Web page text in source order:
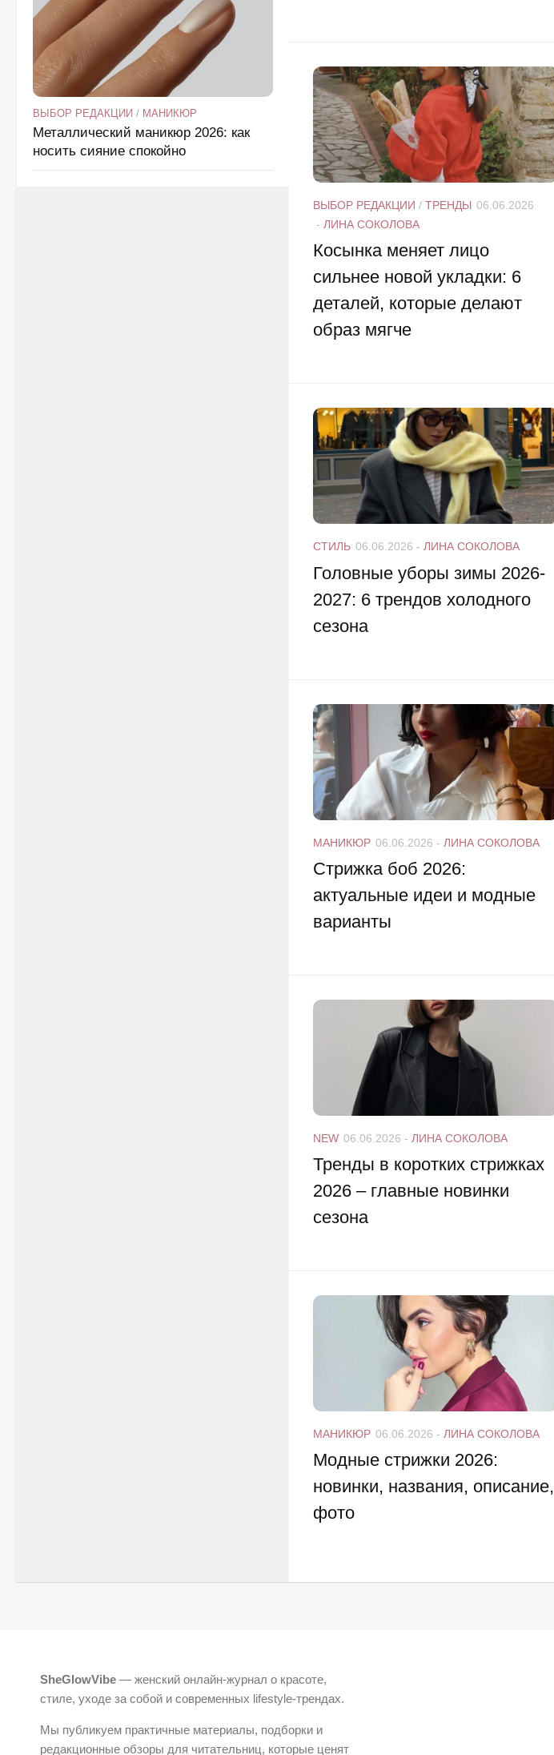
ВЫБОР РЕДАКЦИИ / ТРЕНДЫ 06.06.2026
- ЛИНА СОКОЛОВА
Косынка меняет лицо
сильнее новой укладки: 6
деталей, которые делают
образ мягче
СТИЛЬ 06.06.2026 - ЛИНА СОКОЛОВА
Головные уборы зимы 2026-
2027: 6 трендов холодного
сезона
МАНИКЮР 06.06.2026 - ЛИНА СОКОЛОВА
Стрижка боб 2026:
актуальные идеи и модные
варианты
NEW 06.06.2026 - ЛИНА СОКОЛОВА
Тренды в коротких стрижках
2026 – главные новинки
сезона
МАНИКЮР 06.06.2026 - ЛИНА СОКОЛОВА
Модные стрижки 2026:
новинки, названия, описание,
фото
ВЫБОР РЕДАКЦИИ / МАНИКЮР
Металлический маникюр 2026: как
носить сияние спокойно
SheGlowVibe — женский онлайн-журнал о красоте,
стиле, уходе за собой и современных lifestyle-трендах.
Мы публикуем практичные материалы, подборки и
редакционные обзоры для читательниц, которые ценят